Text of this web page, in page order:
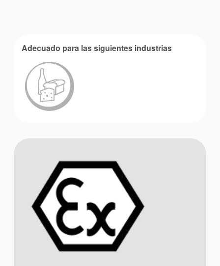
Academia
Planos de tuberías API
Adecuado para las siguientes industrias